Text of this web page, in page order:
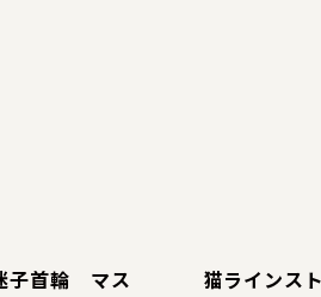
子首輪 マス
猫ラインス